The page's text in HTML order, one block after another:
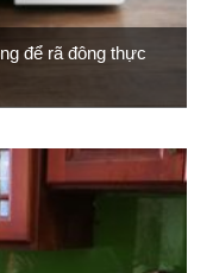
để rã đông thực